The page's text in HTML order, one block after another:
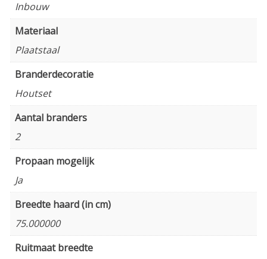
Inbouw
Materiaal
Plaatstaal
Branderdecoratie
Houtset
Aantal branders
2
Propaan mogelijk
Ja
Breedte haard (in cm)
75.000000
Ruitmaat breedte